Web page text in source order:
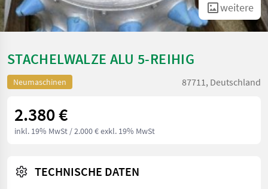
weitere
STACHELWALZE ALU 5-REIHIG
Neumaschinen 87711, Deutschland
2.380 €
inkl. 19% MwSt / 2.000 € exkl. 19% MwSt
TECHNISCHE DATEN